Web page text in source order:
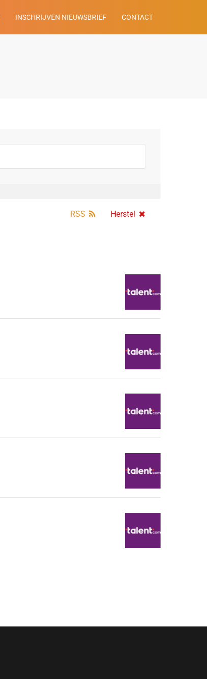
INSCHRIJVEN NIEUWSBRIEF CONTACT
Herstel
RSS